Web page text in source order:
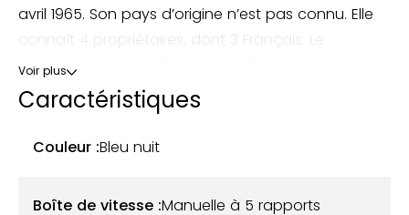
avril 1965. Son pays d’origine n’est pas connu. Elle
connaît 4 propriétaires, dont 3 Français. Le
propriétaire actuel, français, en fait l’acquisition le 2
novembre 2018.
Cet exemplaire se présente dans un très bon état
Voir plus
Caractéristiques
Couleur :Bleu nuit
Boîte de vitesse :Manuelle à 5 rapports